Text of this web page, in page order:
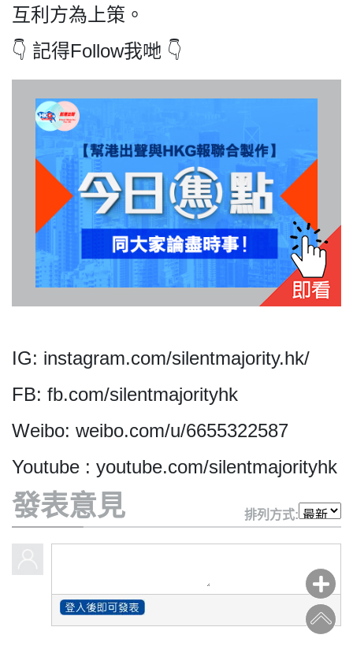
登記支持
聯絡我們
隱
政
策
及
責
聲
明
©
2018
Majority
互利方為上策。
👇 記得Follow我哋 👇
IG: instagram.com/silentmajority.hk/
FB: fb.com/silentmajorityhk
Weibo: weibo.com/u/6655322587
Youtube : youtube.com/silentmajorityhk
發表意見 排列方式: